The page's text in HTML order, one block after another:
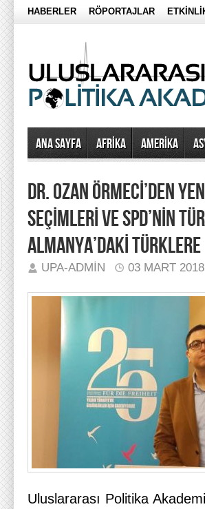
HABERLER RÖPORTAJLAR
Ana Sayfa AFRİKA AMERİKA
DR. OZAN ÖRMECİ’DEN
SEÇİMLERİ VE SPD’NİN
ALMANYA’DAKİ
UPA-ADMIN 03 MART 2018
Uluslararası Politika